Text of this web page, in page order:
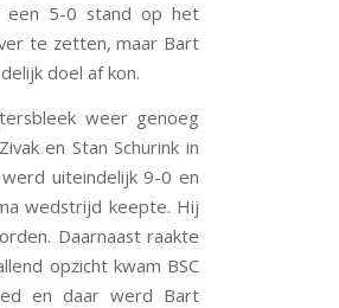
5-0 stand op het
te zetten, maar Bart
doel af kon.
weer genoeg
en Stan Schurink in
uiteindelijk 9-0 en
wedstrijd keepte. Hij
Daarnaast raakte
opzicht kwam BSC
en daar werd Bart